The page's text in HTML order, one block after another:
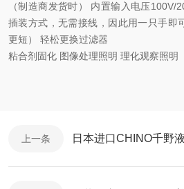
（制造商发货时） 内置输入电压100V/
插装方式，无需接线，因此用一只手即
更短） 轻松更换过滤器
粘合剂固化 图像处理照明 理化观察照明
上一条 日本进口CHINO千野